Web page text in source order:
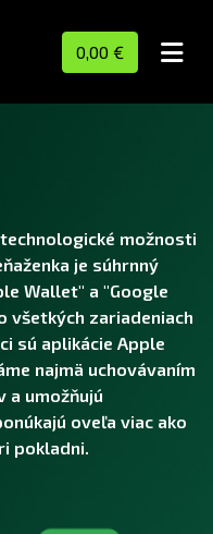
0,00 €
možnosti
je súhrnný
Wallet" a "Google
všetkých zariadeniach
sú aplikácie Apple
najmä uchovávaním
umožňujú
oveľa viac ako
pokladni.